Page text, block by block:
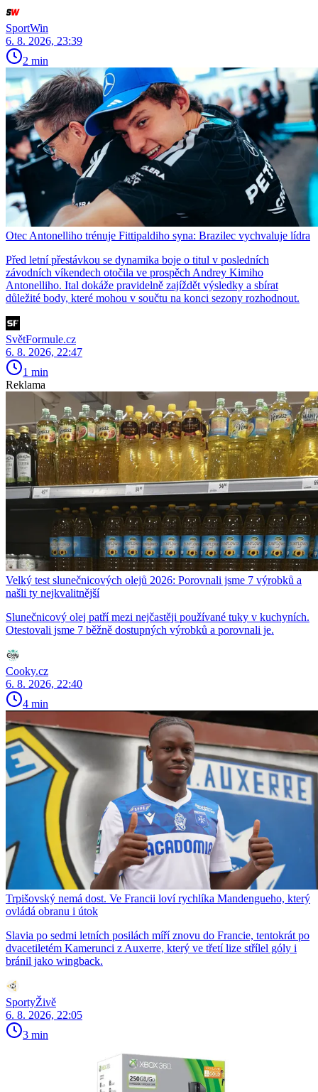
SportWin
6. 8. 2026, 23:39
2 min
Otec Antonelliho trénuje Fittipaldiho syna: Brazilec vychvaluje lídra
Před letní přestávkou se dynamika boje o titul v posledních
závodních víkendech otočila ve prospěch Andrey Kimiho
Antonelliho. Ital dokáže pravidelně zajíždět výsledky a sbírat
důležité body, které mohou v součtu na konci sezony rozhodnout.
SvětFormule.cz
6. 8. 2026, 22:47
1 min
Reklama
Velký test slunečnicových olejů 2026: Porovnali jsme 7 výrobků a
našli ty nejkvalitnější
Slunečnicový olej patří mezi nejčastěji používané tuky v kuchyních.
Otestovali jsme 7 běžně dostupných výrobků a porovnali je.
Cooky.cz
6. 8. 2026, 22:40
4 min
Trpišovský nemá dost. Ve Francii loví rychlíka Mandengueho, který
ovládá obranu i útok
Slavia po sedmi letních posilách míří znovu do Francie, tentokrát po
dvacetiletém Kamerunci z Auxerre, který ve třetí lize střílel góly i
bránil jako wingback.
SportyŽivě
6. 8. 2026, 22:05
3 min